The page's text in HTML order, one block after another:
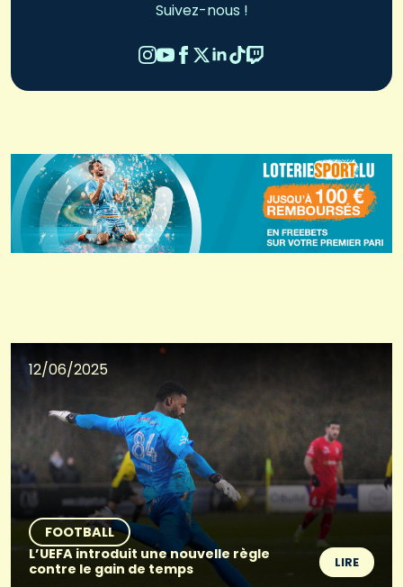
Suivez-nous !
12/06/2025
FOOTBALL
L’UEFA introduit une nouvelle règle
contre le gain de temps
LIRE